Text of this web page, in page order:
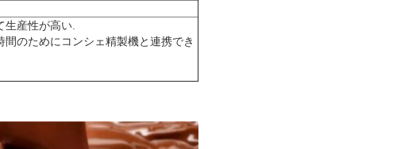
産性が高い.
のためにコンシェ精製機と連携でき